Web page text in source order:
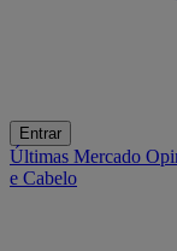
Entrar
Últimas Mercado
e Cabelo